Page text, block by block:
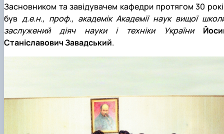
Засновником та завідувачем кафедри протягом 30
був д.е.н., проф., академік Академії наук вищої
заслужений діяч науки і техніки України
Станіславович Завадський.